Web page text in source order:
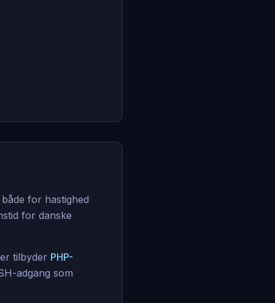
for hastighed
for danske
tilbyder PHP-
adgang som